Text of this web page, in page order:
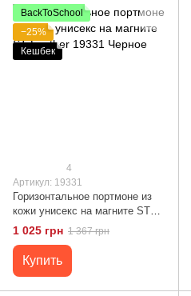
BackToSchool
−25%
Кешбек
4
Артикул: 19331
Горизонтальное портмоне из
кожи унисекс на магните ST
Leather 19331 Черное
1 025 грн 1 367 грн
Купить